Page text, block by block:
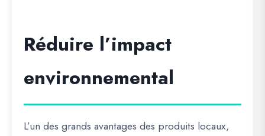
Réduire l’impact
environnemental
L’un des grands avantages des produits locaux,